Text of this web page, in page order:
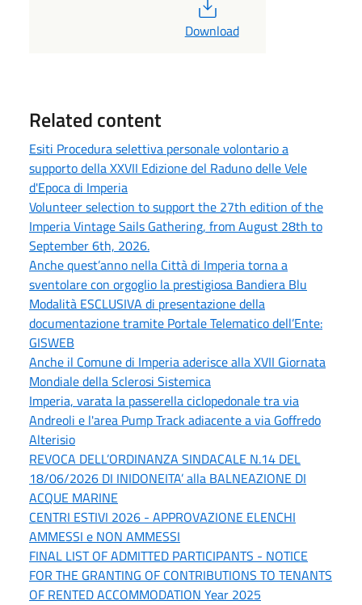
Download
Related content
Esiti Procedura selettiva personale volontario a
supporto della XXVII Edizione del Raduno delle Vele
d'Epoca di Imperia
Volunteer selection to support the 27th edition of the
Imperia Vintage Sails Gathering, from August 28th to
September 6th, 2026.
Anche quest’anno nella Città di Imperia torna a
sventolare con orgoglio la prestigiosa Bandiera Blu
Modalità ESCLUSIVA di presentazione della
documentazione tramite Portale Telematico dell’Ente:
GISWEB
Anche il Comune di Imperia aderisce alla XVII Giornata
Mondiale della Sclerosi Sistemica
Imperia, varata la passerella ciclopedonale tra via
Andreoli e l'area Pump Track adiacente a via Goffredo
Alterisio
REVOCA DELL’ORDINANZA SINDACALE N.14 DEL
18/06/2026 DI INIDONEITA’ alla BALNEAZIONE DI
ACQUE MARINE
CENTRI ESTIVI 2026 - APPROVAZIONE ELENCHI
AMMESSI e NON AMMESSI
FINAL LIST OF ADMITTED PARTICIPANTS - NOTICE
FOR THE GRANTING OF CONTRIBUTIONS TO TENANTS
OF RENTED ACCOMMODATION Year 2025